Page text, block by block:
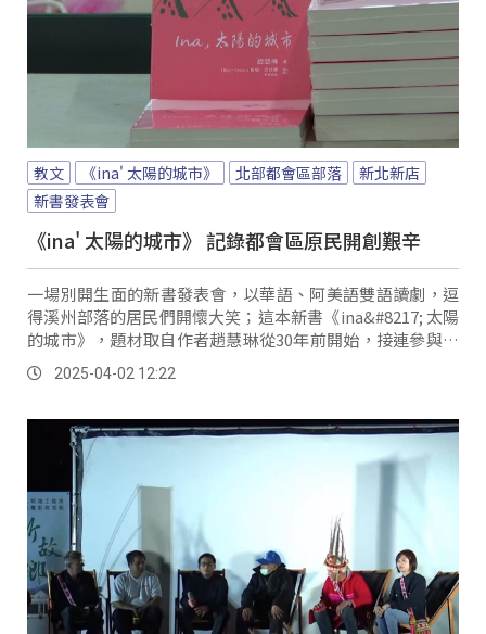
教文 《ina' 太陽的城市》 北部都會區部落
新北新店
新書發表會
《ina' 太陽的城市》 記錄都會區原民開創艱辛
一場別開生面的新書發表會，以華語、阿美語雙語讀劇，逗
得溪州部落的居民們開懷大笑；這本新書《ina&#8217; 太陽
的城市》，題材取自作者趙慧琳從30年前開始，接連參與汐
止花東新村、溪洲、三鶯及撒烏瓦知等北部都會區阿美族部
落的反迫遷與重建歷程，歷時多年寫作，紀錄都會族人開創
2025-04-02 12:22